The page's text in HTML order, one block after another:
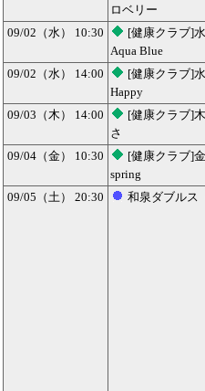
ロベリー
09/02（水） 10:30
[健康クラブ]
Aqua Blue
09/02（水） 14:00
[健康クラブ]
Happy
09/03（木） 14:00
[健康クラブ]
さ
09/04（金） 10:30
[健康クラブ]
spring
09/05（土） 20:30 和泉ダブルス